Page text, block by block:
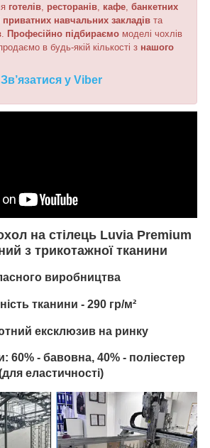
готелів ресторанів кафе банкетних
приватних навчальних закладів та
Професійно підбираємо моделі чохлів
в будь-якій кількості з нашого
Зв’язатися у Viber
на стілець Luvia Premium
з трикотажної тканини
виробництва
тканини - 290 гр/м²
ексклюзив на ринку
60% - бавовна, 40% - поліестер
еластичності)